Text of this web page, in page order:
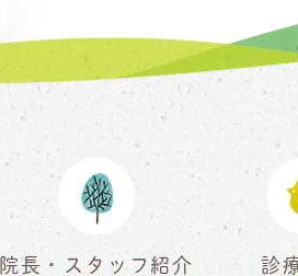
院長・スタッフ紹介 診